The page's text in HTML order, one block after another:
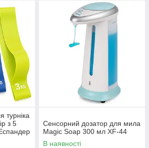
турніка
з 5
18
Сенсорний дозатор для мила
Magic Soap 300 мл XF-44
В наявності